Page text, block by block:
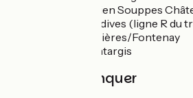
Gare Transilien Souppes
Gare de Dordives (ligne R du
Gare de Ferrières/Fontenay
Gare de Montargis
À ne pas manquer